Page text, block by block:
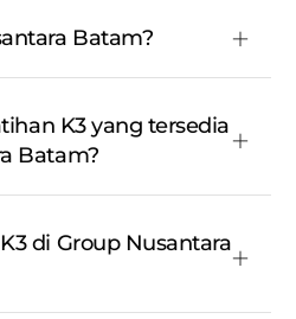
Batam?
K3 yang tersedia
Batam?
di Group Nusantara